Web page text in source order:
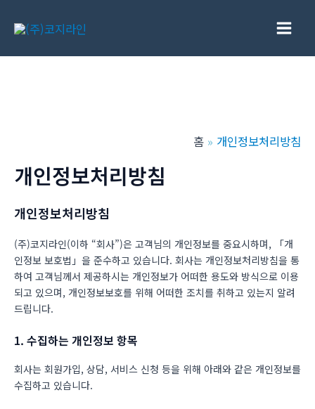
Main
홈 개인정보처리방침
개인정보처리방침
개인정보처리방침
(주)코지라인(이하 “회사”)은 고객님의 개인정보를 중요시하며, 「개
인정보 보호법」을 준수하고 있습니다. 회사는 개인정보처리방침을 통
하여 고객님께서 제공하시는 개인정보가 어떠한 용도와 방식으로 이용
되고 있으며, 개인정보보호를 위해 어떠한 조치를 취하고 있는지 알려
드립니다.
1. 수집하는 개인정보 항목
회사는 회원가입, 상담, 서비스 신청 등을 위해 아래와 같은 개인정보를
수집하고 있습니다.